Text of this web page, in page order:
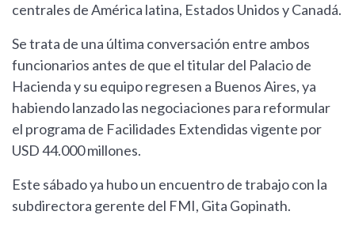
centrales de América latina, Estados Unidos y Canadá.
Se trata de una última conversación entre ambos
funcionarios antes de que el titular del Palacio de
Hacienda y su equipo regresen a Buenos Aires, ya
habiendo lanzado las negociaciones para reformular
el programa de Facilidades Extendidas vigente por
USD 44.000 millones.
Este sábado ya hubo un encuentro de trabajo con la
subdirectora gerente del FMI, Gita Gopinath.